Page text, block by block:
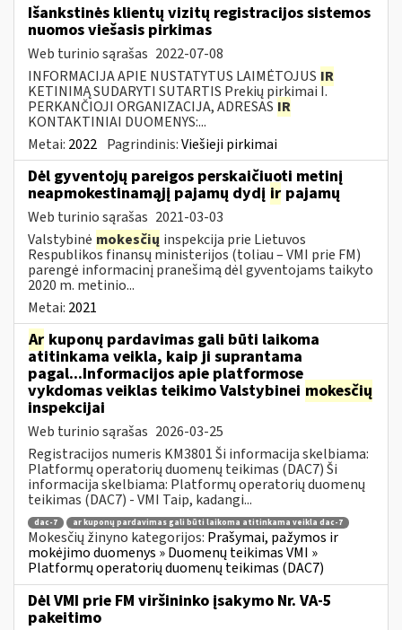
Išankstinės klientų vizitų registracijos sistemos
nuomos viešasis pirkimas
Web turinio sąrašas 2022-07-08
INFORMACIJA APIE NUSTATYTUS LAIMĖTOJUS IR
KETINIMĄ SUDARYTI SUTARTIS Prekių pirkimai I.
PERKANČIOJI ORGANIZACIJA, ADRESAS IR
KONTAKTINIAI DUOMENYS:...
Metai: 2022 Pagrindinis:Viešieji pirkimai
Dėl gyventojų pareigos perskaičiuoti metinį
neapmokestinamąjį pajamų dydį ir pajamų
Web turinio sąrašas 2021-03-03
Valstybinė mokesčių inspekcija prie Lietuvos
Respublikos finansų ministerijos (toliau – VMI prie FM)
parengė informacinį pranešimą dėl gyventojams taikyto
2020 m. metinio...
Metai: 2021
Ar kuponų pardavimas gali būti laikoma
atitinkama veikla, kaip ji suprantama
pagal...Informacijos apie platformose
vykdomas veiklas teikimo Valstybinei mokesčių
inspekcijai
Web turinio sąrašas 2026-03-25
Registracijos numeris KM3801 Ši informacija skelbiama:
Platformų operatorių duomenų teikimas (DAC7) Ši
informacija skelbiama: Platformų operatorių duomenų
teikimas (DAC7) - VMI Taip, kadangi...
dac-7 ar kuponų pardavimas gali būti laikoma atitinkama veikla dac-7
Mokesčių žinyno kategorijos: Prašymai, pažymos ir
mokėjimo duomenys » Duomenų teikimas VMI »
Platformų operatorių duomenų teikimas (DAC7)
Dėl VMI prie FM viršininko įsakymo Nr. VA-5
pakeitimo